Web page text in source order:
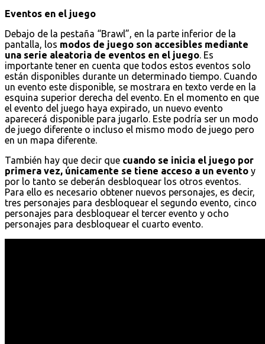
Eventos en el juego
Debajo de la pestaña “Brawl”, en la parte inferior de la
pantalla, los modos de juego son accesibles mediante
una serie aleatoria de eventos en el juego. Es
importante tener en cuenta que todos estos eventos solo
están disponibles durante un determinado tiempo. Cuando
un evento este disponible, se mostrara en texto verde en la
esquina superior derecha del evento. En el momento en que
el evento del juego haya expirado, un nuevo evento
aparecerá disponible para jugarlo. Este podría ser un modo
de juego diferente o incluso el mismo modo de juego pero
en un mapa diferente.
También hay que decir que cuando se inicia el juego por
primera vez, únicamente se tiene acceso a un evento y
por lo tanto se deberán desbloquear los otros eventos.
Para ello es necesario obtener nuevos personajes, es decir,
tres personajes para desbloquear el segundo evento, cinco
personajes para desbloquear el tercer evento y ocho
personajes para desbloquear el cuarto evento.